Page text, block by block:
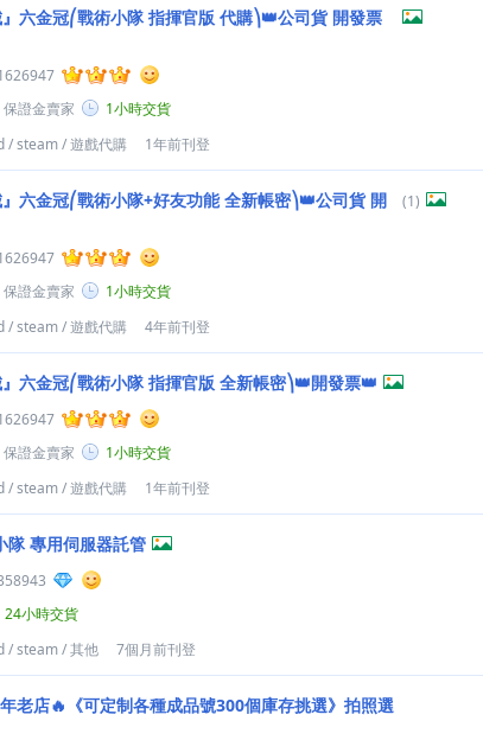
』六金冠⎛戰術小隊 指揮官版 代購⎞👑公司貨 開發票
保證金賣家
1小時交貨
/steam/遊戲代購 1年前刊登
』六金冠⎛戰術小隊+好友功能 全新帳密⎞👑公司貨 開
(1)
保證金賣家
1小時交貨
/steam/遊戲代購 4年前刊登
』六金冠⎛戰術小隊 指揮官版 全新帳密⎞👑開發票👑
保證金賣家
1小時交貨
/steam/遊戲代購 1年前刊登
隊 專用伺服器託管
24小時交貨
/steam/其他 7個月前刊登
老店🔥《可定制各種成品號300個庫存挑選》拍照選